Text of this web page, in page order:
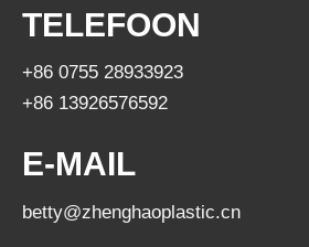
TELEFOON
+86 0755 28933923
+86 13926576592
E-MAIL
betty@zhenghaoplastic.cn